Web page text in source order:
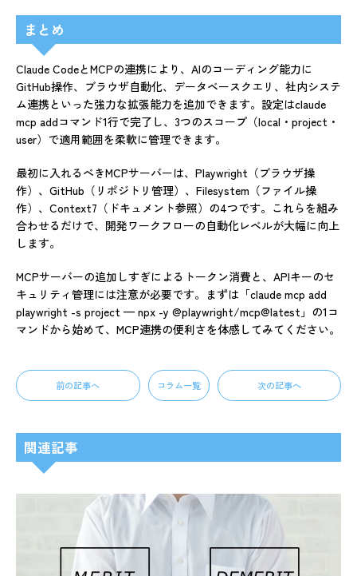
まとめ
Claude CodeとMCPの連携により、AIのコーディング能力に
GitHub操作、ブラウザ自動化、データベースクエリ、社内システ
ム連携といった強力な拡張能力を追加できます。設定はclaude
mcp addコマンド1行で完了し、3つのスコープ（local・project・
user）で適用範囲を柔軟に管理できます。
最初に入れるべきMCPサーバーは、Playwright（ブラウザ操
作）、GitHub（リポジトリ管理）、Filesystem（ファイル操
作）、Context7（ドキュメント参照）の4つです。これらを組み
合わせるだけで、開発ワークフローの自動化レベルが大幅に向上
します。
MCPサーバーの追加しすぎによるトークン消費と、APIキーのセ
キュリティ管理には注意が必要です。まずは「claude mcp add
playwright -s project — npx -y @playwright/mcp@latest」の1コ
マンドから始めて、MCP連携の便利さを体感してみてください。
前の記事へ コラム一覧 次の記事へ
関連記事